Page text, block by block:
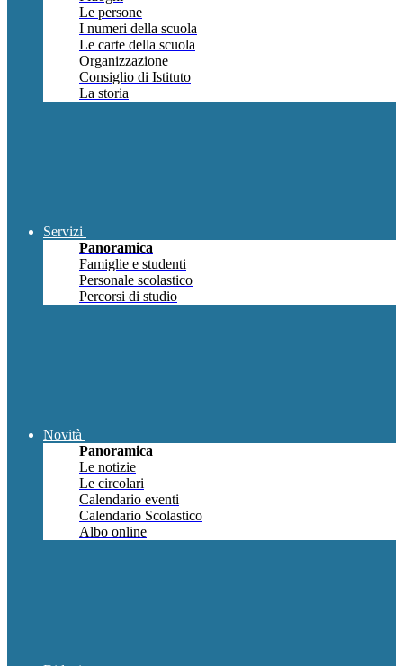
Le persone
I numeri della scuola
Le carte della scuola
Organizzazione
Consiglio di Istituto
La storia
Servizi
Panoramica
Famiglie e studenti
Personale scolastico
Percorsi di studio
Novità
Panoramica
Le notizie
Le circolari
Calendario eventi
Calendario Scolastico
Albo online